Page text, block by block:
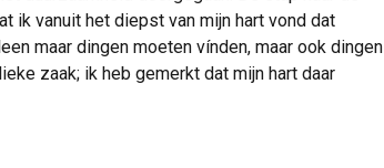
ik vanuit het diepst van mijn hart vond dat
maar dingen moeten vínden, maar ook dingen
zaak; ik heb gemerkt dat mijn hart daar